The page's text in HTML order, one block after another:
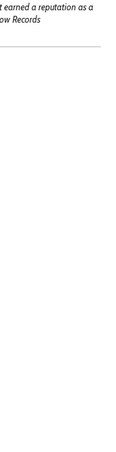
a reputation as a
Records